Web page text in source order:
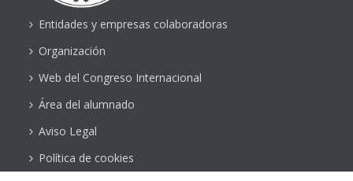
Entidades y empresas colaboradoras
Organización
Web del Congreso Internacional
Área del alumnado
Aviso Legal
Política de cookies